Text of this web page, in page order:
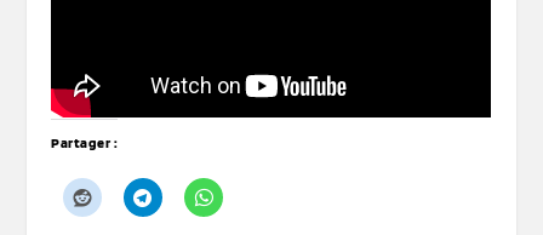
Partager :